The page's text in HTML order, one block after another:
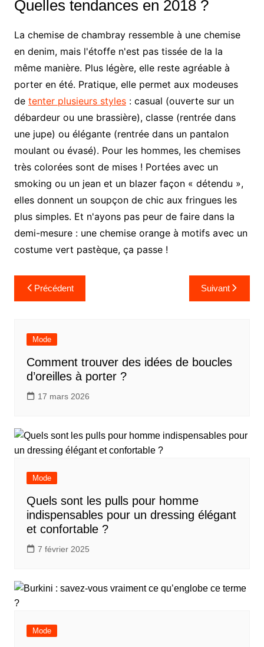
Quelles tendances en 2018 ?
La chemise de chambray ressemble à une chemise
en denim, mais l'étoffe n'est pas tissée de la la
même manière. Plus légère, elle reste agréable à
porter en été. Pratique, elle permet aux modeuses
de tenter plusieurs styles: casual (ouverte sur un
débardeur ou une brassière), classe (rentrée dans
une jupe) ou élégante (rentrée dans un pantalon
moulant ou évasé). Pour les hommes, les chemises
très colorées sont de mises ! Portées avec un
smoking ou un jean et un blazer façon « détendu »,
elles donnent un soupçon de chic aux fringues les
plus simples. Et n'ayons pas peur de faire dans la
demi-mesure : une chemise orange à motifs avec un
costume vert pastèque, ça passe !
Navigation
de
Précédent Suivant
Mode
Comment trouver des idées de boucles
d’oreilles à porter ?
17 mars 2026
Mode
Quels sont les pulls pour homme
indispensables pour un dressing élégant
et confortable ?
7 février 2025
Mode